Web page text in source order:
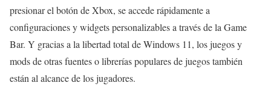
presionar el botón de Xbox, se accede rápidamente a
configuraciones y widgets personalizables a través de la Game
Bar. Y gracias a la libertad total de Windows 11, los juegos y
mods de otras fuentes o librerías populares de juegos también
están al alcance de los jugadores.